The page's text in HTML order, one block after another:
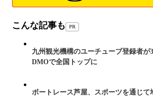
こんな記事も PR
九州観光機構のユーチューブ登録者が
DMOで全国トップに
ボートレース芦屋、スポーツを通じ